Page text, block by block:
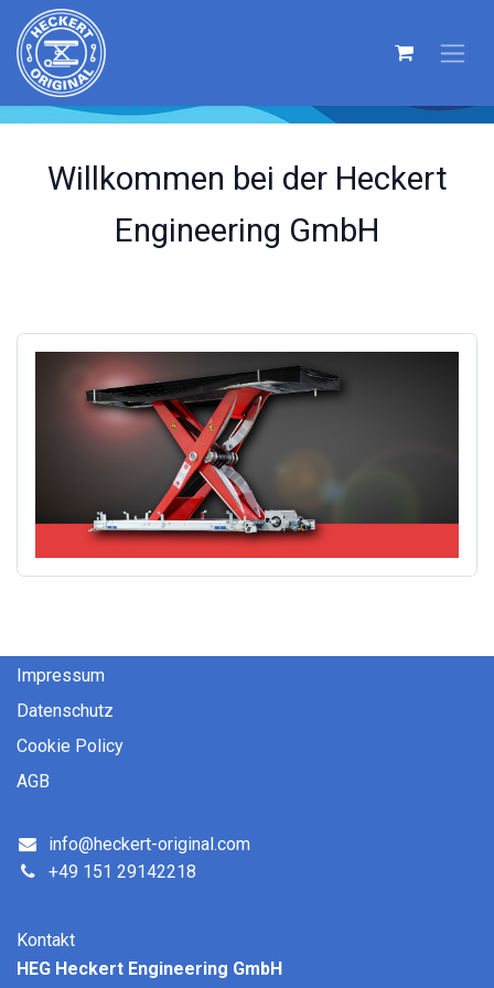
Willkommen bei der Heckert
Engineering GmbH
Impressum
Datenschutz
Coo​kie ​Policy
AGB
info@heckert-original.com
+49 151 29142218
Kontakt
HEG Heckert Engineering GmbH